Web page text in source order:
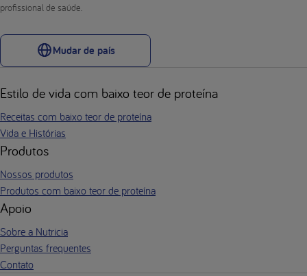
profissional de saúde.
Mudar de país
Estilo de vida com baixo teor de proteína
Receitas com baixo teor de proteína
Vida e Histórias
Produtos
Nossos produtos
Produtos com baixo teor de proteína
Apoio
Sobre a Nutricia
Perguntas frequentes
Contato